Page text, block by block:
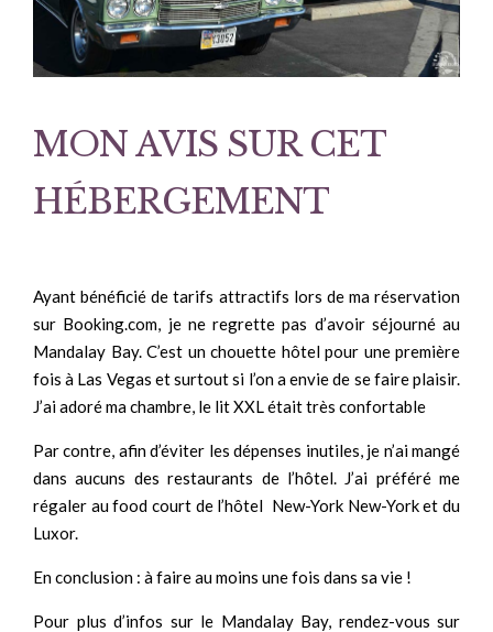
MON AVIS SUR CET
HÉBERGEMENT
Ayant bénéficié de tarifs attractifs lors de ma réservation
sur Booking.com, je ne regrette pas d’avoir séjourné au
Mandalay Bay. C’est un chouette hôtel pour une première
fois à Las Vegas et surtout si l’on a envie de se faire plaisir.
J’ai adoré ma chambre, le lit XXL était très confortable
Par contre, afin d’éviter les dépenses inutiles, je n’ai mangé
dans aucuns des restaurants de l’hôtel. J’ai préféré me
régaler au food court de l’hôtel New-York New-York et du
Luxor.
En conclusion : à faire au moins une fois dans sa vie !
Pour plus d’infos sur le Mandalay Bay, rendez-vous sur